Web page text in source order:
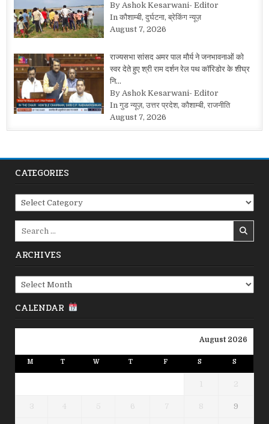
By Ashok Kesarwani- Editor
In कौशाम्बी, दुर्घटना, ब्रेकिंग न्यूज़
August 7, 2026
राज्यसभा सांसद अमर पाल मौर्य ने जनभावनाओं को
स्वर देते हुए श्री राम दर्शन रेल पथ कॉरिडोर के शीघ्र
नि…
By Ashok Kesarwani- Editor
In गुड न्यूज़, उत्तर प्रदेश, कौशाम्बी, राजनीति
August 7, 2026
CATEGORIES
Categories
ARCHIVES
Archives
CALENDAR
August 2026
M T W T F S S
1 2
3 4 5 6 7 8 9